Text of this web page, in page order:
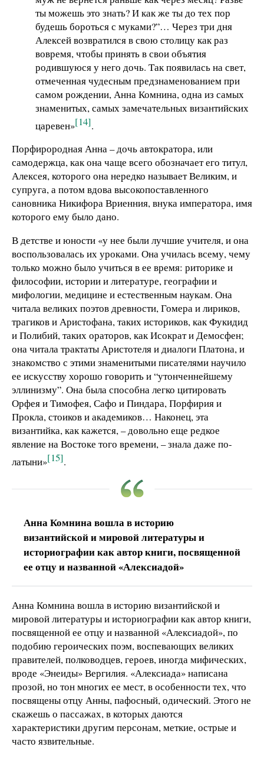
ты можешь это знать? И как же ты до тех пор
будешь бороться с муками?”… Через три дня
Алексей возвратился в свою столицу как раз
вовремя, чтобы принять в свои объятия
родившуюся у него дочь. Так появилась на свет,
отмеченная чудесным предзнаменованием при
самом рождении, Анна Комнина, одна из самых
знаменитых, самых замечательных византийских
царевен»[14].
Порфирородная Анна – дочь автократора, или
самодержца, как она чаще всего обозначает его титул,
Алексея, которого она нередко называет Великим, и
супруга, а потом вдова высокопоставленного
сановника Никифора Вриенния, внука императора, имя
которого ему было дано.
В детстве и юности «у нее были лучшие учителя, и она
воспользовалась их уроками. Она училась всему, чему
только можно было учиться в ее время: риторике и
философии, истории и литературе, географии и
мифологии, медицине и естественным наукам. Она
читала великих поэтов древности, Гомера и лириков,
трагиков и Аристофана, таких историков, как Фукидид
и Полибий, таких ораторов, как Исократ и Демосфен;
она читала трактаты Аристотеля и диалоги Платона, и
знакомство с этими знаменитыми писателями научило
ее искусству хорошо говорить и “утонченнейшему
эллинизму”. Она была способна легко цитировать
Орфея и Тимофея, Сафо и Пиндара, Порфирия и
Прокла, стоиков и академиков… Наконец, эта
византийка, как кажется, – довольно еще редкое
явление на Востоке того времени, – знала даже по-
латыни»[15].
Анна Комнина вошла в историю
византийской и мировой литературы и
историографии как автор книги, посвященной
ее отцу и названной «Алексиадой»
Анна Комнина вошла в историю византийской и
мировой литературы и историографии как автор книги,
посвященной ее отцу и названной «Алексиадой», по
подобию героических поэм, воспевающих великих
правителей, полководцев, героев, иногда мифических,
вроде «Энеиды» Вергилия. «Алексиада» написана
прозой, но тон многих ее мест, в особенности тех, что
посвящены отцу Анны, пафосный, одический. Этого не
скажешь о пассажах, в которых даются
характеристики другим персонам, меткие, острые и
часто язвительные.